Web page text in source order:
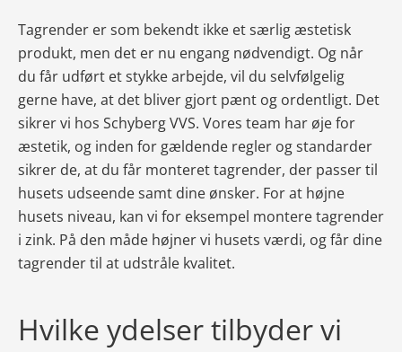
Tagrender er som bekendt ikke et særlig æstetisk
produkt, men det er nu engang nødvendigt. Og når
du får udført et stykke arbejde, vil du selvfølgelig
gerne have, at det bliver gjort pænt og ordentligt. Det
sikrer vi hos Schyberg VVS. Vores team har øje for
æstetik, og inden for gældende regler og standarder
sikrer de, at du får monteret tagrender, der passer til
husets udseende samt dine ønsker. For at højne
husets niveau, kan vi for eksempel montere tagrender
i zink. På den måde højner vi husets værdi, og får dine
tagrender til at udstråle kvalitet.
Hvilke ydelser tilbyder vi